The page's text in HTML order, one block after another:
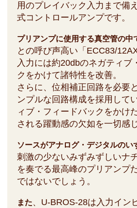
用のプレイバック入力まで備
式コントロールアンプです。
プリアンプに使用する真空管の中
との呼び声高い「ECC83/
入力には約20dbのネガティブ
クをかけて諸特性を改善。
さらに、位相補正回路を必要
ンプルな回路構成を採用して
ィブ・フィードバックをかけ
される躍動感の欠如を一切感
ソースがアナログ・デジタルのい
刺激の少ないみずみずしいナ
を奏でる最高峰のプリアンプ
ではないでしょう。
また、U-BROS-28は入力イン